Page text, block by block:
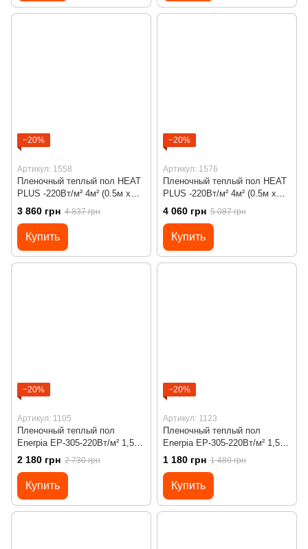
−20%
Артикул: 1558
Пленочный теплый пол HEAT
PLUS -220Вт/м² 4м² (0.5м х
8м)/ 880Вт под ламинат с
сенсорным программируемым
терморегулятором Х55
черным
3 860 грн 4 837 грн
Купить
−20%
Артикул: 1576
Пленочный теплый пол HEAT
PLUS -220Вт/м² 4м² (0.5м х
8м)/ 880Вт под ламинат с
программируемым
терморегулятором Х65 Wi-Fi
4 060 грн 5 087 грн
Купить
−20%
Артикул: 1105
Пленочный теплый пол
Enerpia EP-305-220Вт/м² 1,5м²
(0.5м х 3м)/ 330Вт под
ламинат c программируемым
терморегулятором Х45
2 180 грн 2 730 грн
Купить
−20%
Артикул: 1123
Пленочный теплый пол
Enerpia EP-305-220Вт/м² 1,5м²
(0.5м х 3м)/ 330Вт под
ламинат с механическим
терморегулятором RTC 70
1 180 грн 1 480 грн
Купить